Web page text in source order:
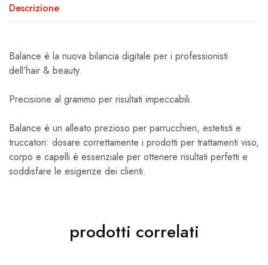
Descrizione
Balance è la nuova bilancia digitale per i professionisti
dell’hair & beauty.
Precisione al grammo per risultati impeccabili.
Balance è un alleato prezioso per parrucchieri, estetisti e
truccatori: dosare correttamente i prodotti per trattamenti viso,
corpo e capelli è essenziale per ottenere risultati perfetti e
soddisfare le esigenze dei clienti.
prodotti correlati